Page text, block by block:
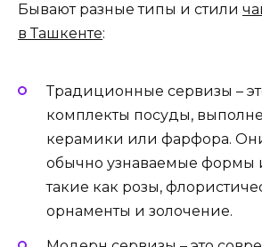
Бывают разные типы и стили
в Ташкенте:
Традиционные сервизы –
комплекты посуды,
керамики или фарфора.
обычно узнаваемые формы
такие как розы,
орнаменты и золочение.